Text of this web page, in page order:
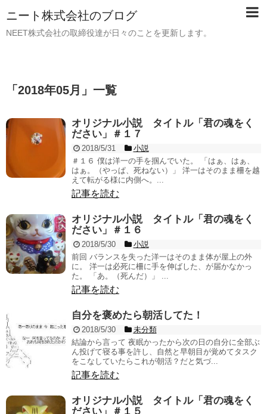
ニート株式会社のブログ
NEET株式会社の取締役達が日々のことを更新します。
「 2018年05月 」 一覧
オリジナル小説 タイトル「君の魂をく
ださい」＃１７
2018/5/31
小説
＃１６ 僕は洋一の手を掴んでいた。 「はぁ、はぁ、
はぁ。（やっぱ、死ねない）」 洋一はそのまま柵を越
えて転がる様に内側へ。...
記事を読む
オリジナル小説 タイトル「君の魂をく
ださい」＃１６
2018/5/30
小説
前回 バランスを失った洋一はそのまま体が屋上の外
に。 洋一は必死に柵に手を伸ばした、が届かなかっ
た。 「あ。（死んだ）」 ...
記事を読む
自分を褒めたら朝活してた！
2018/5/30
未分類
結論から言って 夜眠かったから次の日の自分に全部ぶ
ん投げて寝る事を許し、自然と早朝目が覚めてタスク
をこなしていたらこれが朝活？だと気づ...
記事を読む
オリジナル小説 タイトル「君の魂をく
ださい」＃１５